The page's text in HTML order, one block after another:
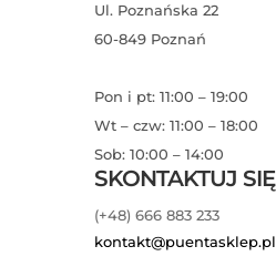
Ul. Poznańska 22
60-849 Poznań
Pon i pt: 11:00 – 19:00
Wt – czw: 11:00 – 18:00
Sob: 10:00 – 14:00
SKONTAKTUJ SIĘ
(+48) 666 883 233
kontakt@puentasklep.pl